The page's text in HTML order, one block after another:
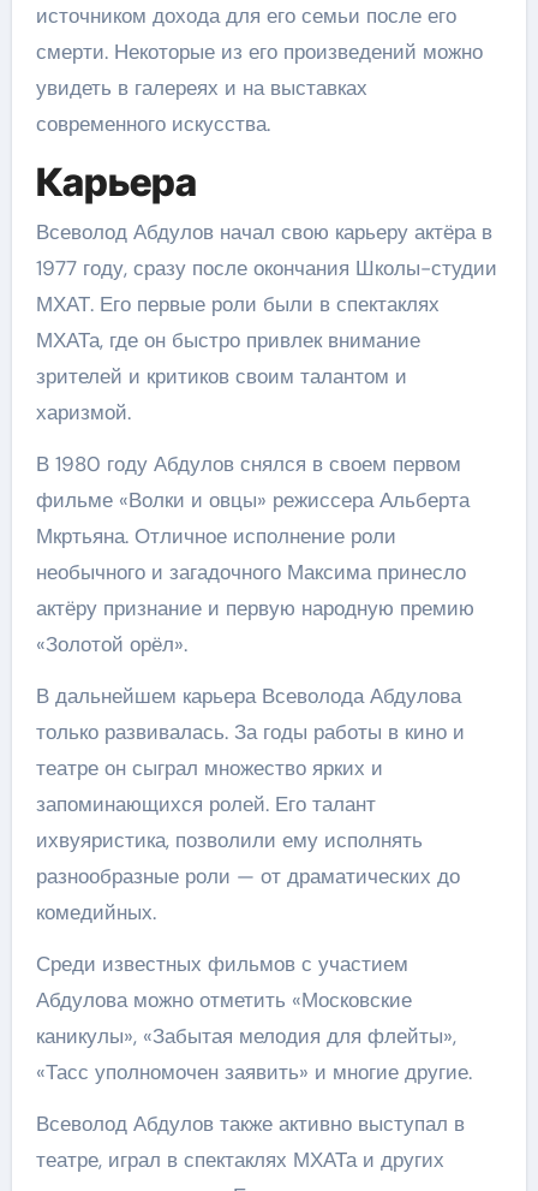
источником дохода для его семьи после его
смерти. Некоторые из его произведений можно
увидеть в галереях и на выставках
современного искусства.
Карьера
Всеволод Абдулов начал свою карьеру актёра в
1977 году, сразу после окончания Школы-студии
МХАТ. Его первые роли были в спектаклях
МХАТа, где он быстро привлек внимание
зрителей и критиков своим талантом и
харизмой.
В 1980 году Абдулов снялся в своем первом
фильме «Волки и овцы» режиссера Альберта
Мкртьяна. Отличное исполнение роли
необычного и загадочного Максима принесло
актёру признание и первую народную премию
«Золотой орёл».
В дальнейшем карьера Всеволода Абдулова
только развивалась. За годы работы в кино и
театре он сыграл множество ярких и
запоминающихся ролей. Его талант
ихвуяристика, позволили ему исполнять
разнообразные роли — от драматических до
комедийных.
Среди известных фильмов с участием
Абдулова можно отметить «Московские
каникулы», «Забытая мелодия для флейты»,
«Тасс уполномочен заявить» и многие другие.
Всеволод Абдулов также активно выступал в
театре, играл в спектаклях МХАТа и других